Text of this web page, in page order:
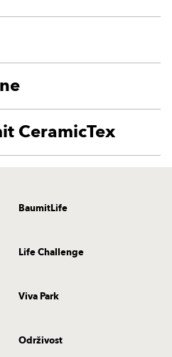
CeramicTex
BaumitLife
Life Challenge
Viva Park
Održivost